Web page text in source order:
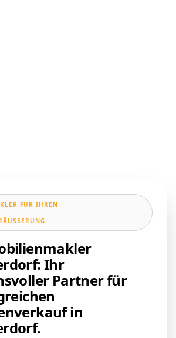
FÜR IHREN
Ihr
Partner für
in